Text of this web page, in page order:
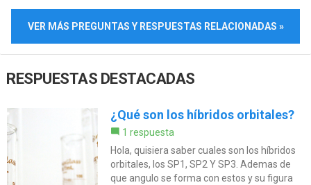
VER MÁS PREGUNTAS Y RESPUESTAS RELACIONADAS »
RESPUESTAS DESTACADAS
¿Qué son los híbridos orbitales?
1 respuesta
Hola, quisiera saber cuales son los híbridos
orbitales, los SP1, SP2 Y SP3. Ademas de
que angulo se forma con estos y su figura